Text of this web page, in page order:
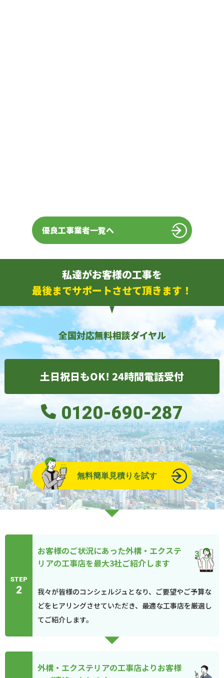
優良工事業者一覧へ
私達がお客様の工事を
最後までサポートさせて頂きます！
全国対応無料相談ダイヤル
土日祝日もOK! 24時間電話受付
0120-690-287
無料簡単見積りを試す
STEP
2
お客様のご状況にあった外構・エクステ
リアの工事店を最大3社ご紹介します
我々が皆様のコンシェルジュとなり、ご要望やご予算な
どをヒアリングさせていただき、最適な工事店を厳選し
てご紹介します。
外構・エクステリアの工事店よりお客様